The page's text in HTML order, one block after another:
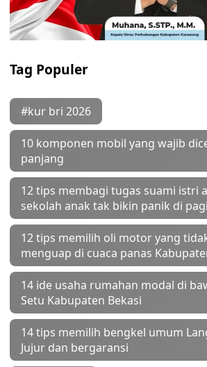
Tag Populer
#kur bri 2026
10 komponen mobil yang wajib
panjang
12 tips membagi tugas suami istri
sekolah anak tak bikin panik di
12 tips memilih oli motor yang
menguap di cuaca panas
14 ide usaha rumahan modal di
Setu Kabupaten Bekasi
14 tips memilih bengkel umum
Jujur dan bergaransi